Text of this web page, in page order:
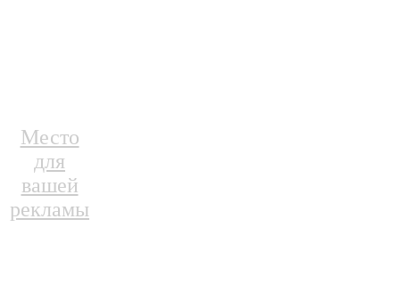
Место
для
вашей
рекламы